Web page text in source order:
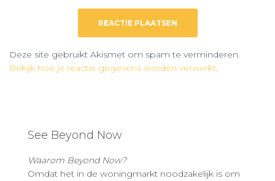
Deze site gebruikt Akismet om spam te verminderen.
Bekijk hoe je reactie gegevens worden verwerkt.
See Beyond Now
Waarom Beyond Now?
Omdat het in de woningmarkt noodzakelijk is om